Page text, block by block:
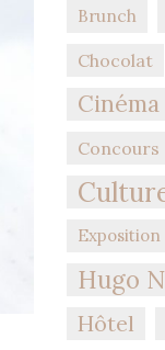
Brunch
Chocolat
Cinéma
Concours
Exposition
Hugo
Hôtel